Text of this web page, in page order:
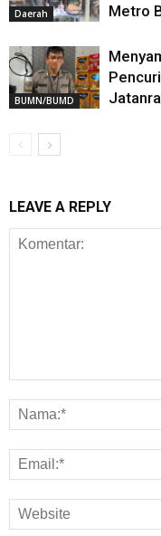
Daerah
Metro
BUMN/BUMD
LEAVE A REPLY